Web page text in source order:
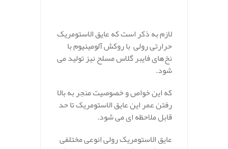
لازم به ذکر است که عایق الاستومریک
حرارتی رولی با روکش آلومینیوم با
نخ‌های فایبر گلاس مسلح نیز تولید می
شود.
که این خواص و خصوصیت منجر به بالا
رفتن عمر این عایق الاستومریک تا حد
قابل ملاحظه ای می شود.
عایق الاستومریک رولی انوعی مختلفی